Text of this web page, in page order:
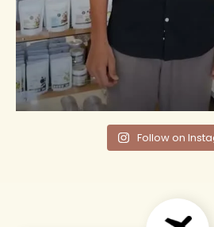
Follow on